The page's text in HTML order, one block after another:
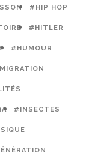
#HIP HOP
#HITLER
#HUMOUR
#INSECTES